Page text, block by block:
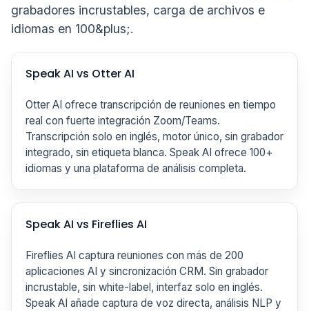
grabadores incrustables, carga de archivos e
idiomas en 100&plus;.
Speak AI vs Otter AI
Otter AI ofrece transcripción de reuniones en tiempo
real con fuerte integración Zoom/Teams.
Transcripción solo en inglés, motor único, sin grabador
integrado, sin etiqueta blanca. Speak AI ofrece 100+
idiomas y una plataforma de análisis completa.
Speak AI vs Fireflies AI
Fireflies AI captura reuniones con más de 200
aplicaciones AI y sincronización CRM. Sin grabador
incrustable, sin white-label, interfaz solo en inglés.
Speak AI añade captura de voz directa, análisis NLP y